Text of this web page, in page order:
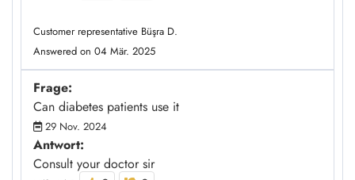
Customer representative Büşra D.
Answered on 04 Mär. 2025
Frage:
Can diabetes patients use it
29 Nov. 2024
Antwort:
Consult your doctor sir